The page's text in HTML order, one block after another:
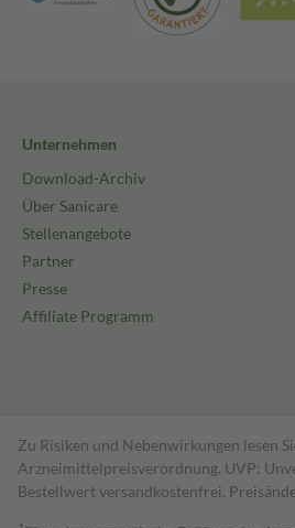
Unternehmen
Download-Archiv
Über Sanicare
Stellenangebote
Partner
Presse
Affiliate Programm
Zu Risiken und Nebenwirkungen lesen
Arzneimittelpreisverordnung. UVP:
Bestell­wert versand­kosten­frei.